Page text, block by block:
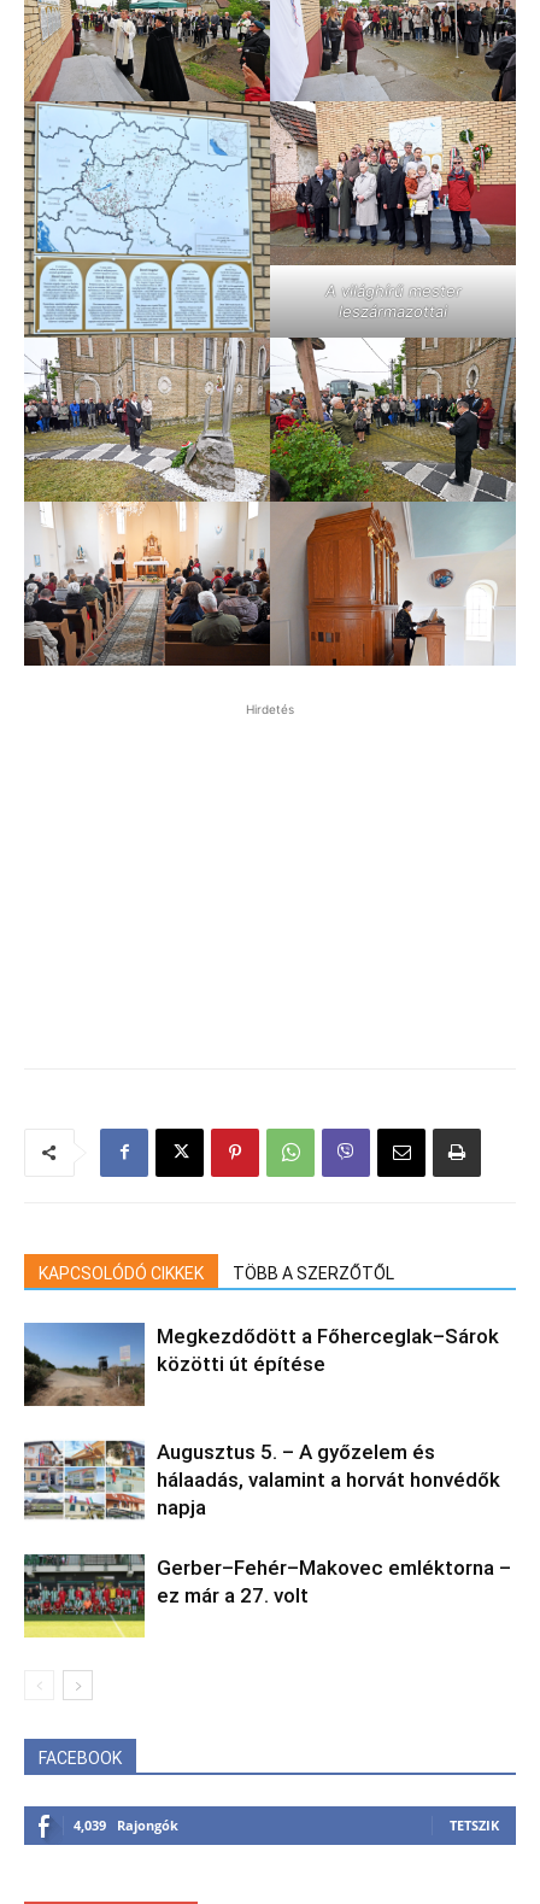
A világhírű mester
leszármazottai
Hirdetés
KAPCSOLÓDÓ CIKKEK TÖBB A SZERZŐTŐL
Megkezdődött a Főherceglak–Sárok
közötti út építése
Augusztus 5. – A győzelem és
hálaadás, valamint a horvát honvédők
napja
Gerber–Fehér–Makovec emléktorna –
ez már a 27. volt
FACEBOOK
4,039 Rajongók TETSZIK